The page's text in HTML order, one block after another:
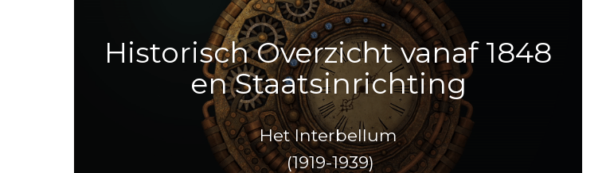
Historisch Overzicht vanaf 1848
en Staatsinrichting
Het Interbellum
(1919-1939)